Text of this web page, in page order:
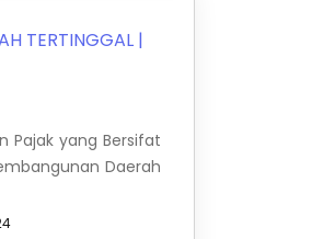
TERTINGGAL |
Pajak yang Bersifat
Daerah